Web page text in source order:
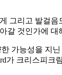
그리고 발걸
갈 것인가에 대
가능성을 지
가 크리스피크